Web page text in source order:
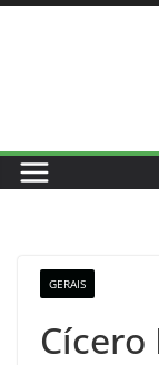
GERAIS